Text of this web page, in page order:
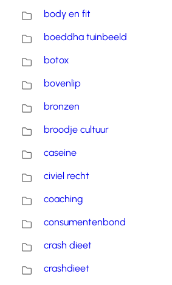
body en fit
boeddha tuinbeeld
botox
bovenlip
bronzen
broodje cultuur
caseine
civiel recht
coaching
consumentenbond
crash dieet
crashdieet